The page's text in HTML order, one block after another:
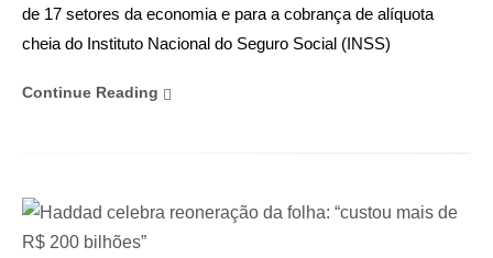
de 17 setores da economia e para a cobrança de alíquota
cheia do Instituto Nacional do Seguro Social (INSS)
Continue Reading